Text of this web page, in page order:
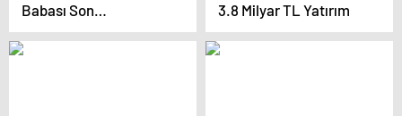
Babası Son
Yolculuğuna Uğurlandı
3.8 Milyar TL Yatırım